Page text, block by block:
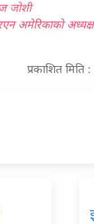
जोशी
अमेरिकाको
प्रकाशित मिति